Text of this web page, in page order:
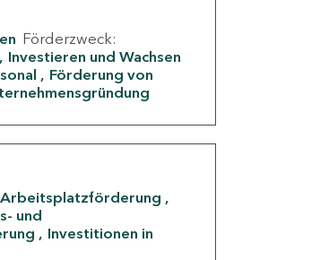
Förderzweck:
Investieren und Wachsen
Förderung von
Arbeitsplatzförderung
und
Investitionen in